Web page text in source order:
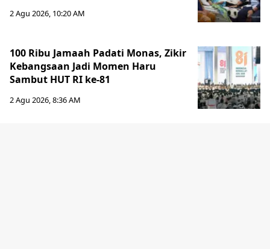
2 Agu 2026, 10:20 AM
100 Ribu Jamaah Padati Monas, Zikir
Kebangsaan Jadi Momen Haru
Sambut HUT RI ke-81
2 Agu 2026, 8:36 AM